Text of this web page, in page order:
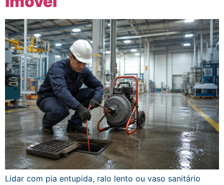
Lidar com pia entupida, ralo lento ou vaso sanitário